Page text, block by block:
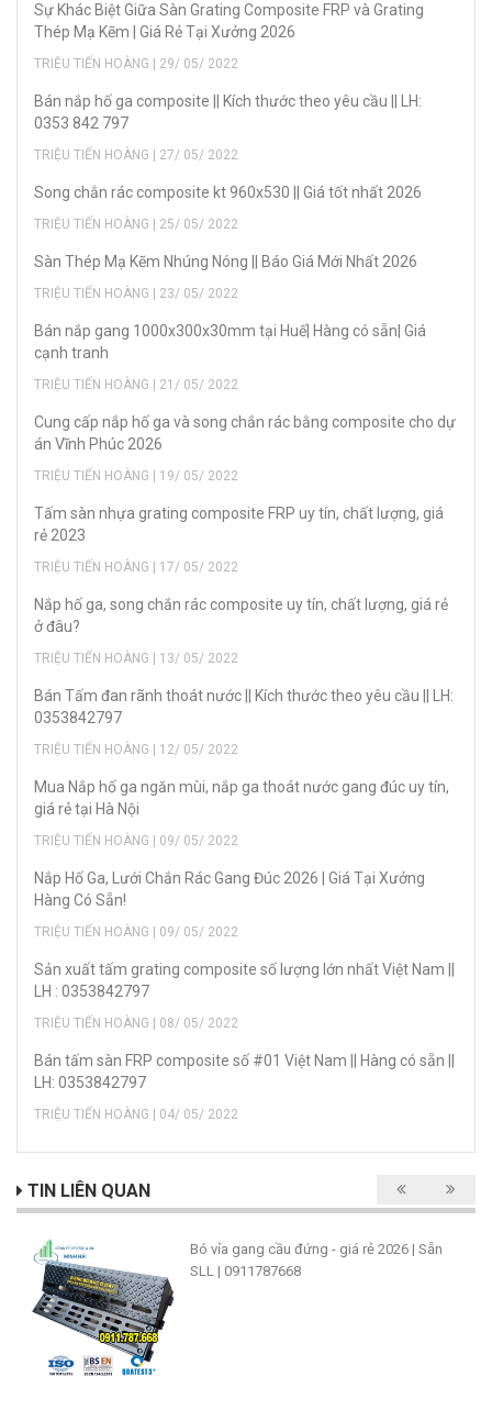
Sự Khác Biệt Giữa Sàn Grating Composite FRP và Grating
Thép Mạ Kẽm | Giá Rẻ Tại Xưởng 2026
TRIỆU TIẾN HOÀNG | 29/ 05/ 2022
Bán nắp hố ga composite || Kích thước theo yêu cầu || LH:
0353 842 797
TRIỆU TIẾN HOÀNG | 27/ 05/ 2022
Song chắn rác composite kt 960x530 || Giá tốt nhất 2026
TRIỆU TIẾN HOÀNG | 25/ 05/ 2022
Sàn Thép Mạ Kẽm Nhúng Nóng || Báo Giá Mới Nhất 2026
TRIỆU TIẾN HOÀNG | 23/ 05/ 2022
Bán nắp gang 1000x300x30mm tại Huế| Hàng có sẵn| Giá
cạnh tranh
TRIỆU TIẾN HOÀNG | 21/ 05/ 2022
Cung cấp nắp hố ga và song chắn rác bằng composite cho dự
án Vĩnh Phúc 2026
TRIỆU TIẾN HOÀNG | 19/ 05/ 2022
Tấm sàn nhựa grating composite FRP uy tín, chất lượng, giá
rẻ 2023
TRIỆU TIẾN HOÀNG | 17/ 05/ 2022
Nắp hố ga, song chắn rác composite uy tín, chất lượng, giá rẻ
ở đâu?
TRIỆU TIẾN HOÀNG | 13/ 05/ 2022
Bán Tấm đan rãnh thoát nước || Kích thước theo yêu cầu || LH:
0353842797
TRIỆU TIẾN HOÀNG | 12/ 05/ 2022
Mua Nắp hố ga ngăn mùi, nắp ga thoát nước gang đúc uy tín,
giá rẻ tại Hà Nội
TRIỆU TIẾN HOÀNG | 09/ 05/ 2022
Nắp Hố Ga, Lưới Chắn Rác Gang Đúc 2026 | Giá Tại Xưởng
Hàng Có Sẵn!
TRIỆU TIẾN HOÀNG | 09/ 05/ 2022
Sản xuất tấm grating composite số lượng lớn nhất Việt Nam ||
LH : 0353842797
TRIỆU TIẾN HOÀNG | 08/ 05/ 2022
Bán tấm sàn FRP composite số #01 Việt Nam || Hàng có sẵn ||
LH: 0353842797
TRIỆU TIẾN HOÀNG | 04/ 05/ 2022
TIN LIÊN QUAN
Bó vỉa gang cầu đứng - giá rẻ 2026 | Sẵn
SLL | 0911787668